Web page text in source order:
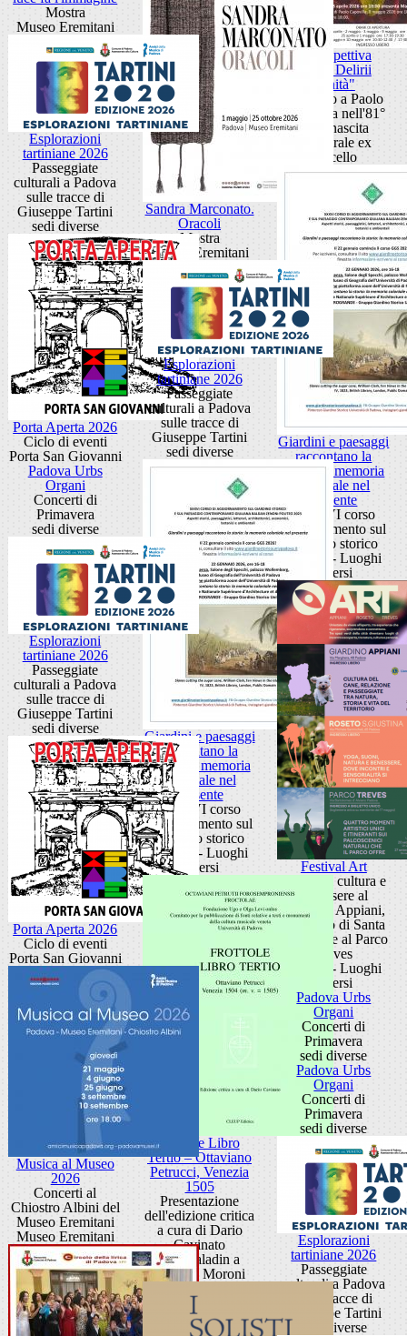
Retrospettiva
"Anni Delirii
Vanità"
Omaggio a Paolo
Capovilla nell'81°
della nascita
Cattedrale ex
Macello
Mostra
Museo Eremitani
Sandra Marconato.
Oracoli
Mostra
Museo Eremitani
Esplorazioni
tartiniane 2026
Passeggiate
culturali a Padova
sulle tracce di
Giuseppe Tartini
sedi diverse
Giardini e paesaggi
raccontano la
storia: la memoria
coloniale nel
presente
XXXVI corso
aggiornamento sul
giardino storico
Padova - Luoghi
diversi
Porta Aperta 2026
Ciclo di eventi
Porta San Giovanni
Esplorazioni
tartiniane 2026
Passeggiate
culturali a Padova
sulle tracce di
Giuseppe Tartini
sedi diverse
Giardini e paesaggi
raccontano la
storia: la memoria
coloniale nel
presente
XXXVI corso
aggiornamento sul
giardino storico
Padova - Luoghi
diversi
Padova Urbs
Organi
Concerti di
Primavera
sedi diverse
Esplorazioni
tartiniane 2026
Passeggiate
culturali a Padova
sulle tracce di
Giuseppe Tartini
sedi diverse
Festival Art
Eventi di cultura e
benessere al
Giardino Appiani,
al Roseto di Santa
Giustina e al Parco
Treves
Padova - Luoghi
diversi
Porta Aperta 2026
Ciclo di eventi
Porta San Giovanni
Frottole Libro
Tertio – Ottaviano
Petrucci, Venezia
1505
Presentazione
dell'edizione critica
a cura di Dario
Cavinato
Sala Paladin a
Palazzo Moroni
Musica al Museo
2026
Concerti al
Chiostro Albini del
Museo Eremitani
Museo Eremitani
Padova Urbs
Organi
Concerti di
Primavera
sedi diverse
Padova Urbs
Organi
Concerti di
Primavera
sedi diverse
Esplorazioni
tartiniane 2026
Passeggiate
culturali a Padova
sulle tracce di
Giuseppe Tartini
sedi diverse